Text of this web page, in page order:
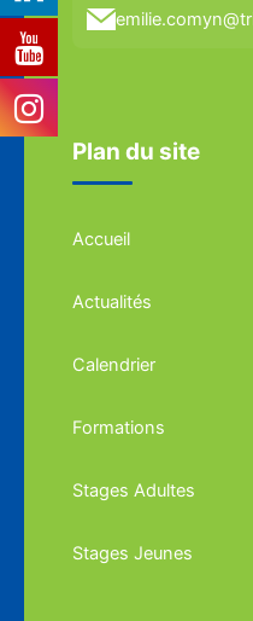
Plan du site
Accueil
Actualités
Calendrier
Formations
Stages Adultes
Stages Jeunes